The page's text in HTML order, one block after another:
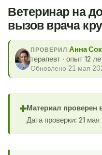
Ветеринар на
вызов врача
ПРОВЕРИЛ Анна
терапевт · опыт 12
Обновлено 21 мая
✚Материал проверен
Дата проверки: 21 мая